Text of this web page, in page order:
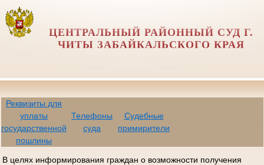
ЦЕНТРАЛЬНЫЙ РАЙОННЫЙ СУД Г.
ЧИТЫ ЗАБАЙКАЛЬСКОГО КРАЯ
Реквизиты для
уплаты
государственной
пошлины
Телефоны
суда
Судебные
примирители
В целях информирования граждан о возможности получения